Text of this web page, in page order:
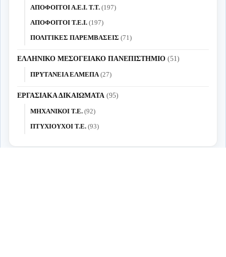
ΑΠΟΦΟΙΤΟΙ Α.Ε.Ι. Τ.Τ. (197)
ΑΠΟΦΟΙΤΟΙ Τ.Ε.Ι. (197)
ΠΟΛΙΤΙΚΕΣ ΠΑΡΕΜΒΑΣΕΙΣ (71)
ΕΛΛΗΝΙΚΟ ΜΕΣΟΓΕΙΑΚΟ ΠΑΝΕΠΙΣΤΗΜΙΟ (51)
ΠΡΥΤΑΝΕΙΑ ΕΛΜΕΠΑ(27)
ΕΡΓΑΣΙΑΚΑ ΔΙΚΑΙΩΜΑΤΑ (95)
ΜΗΧΑΝΙΚΟΙ Τ.Ε. (92)
ΠΤΥΧΙΟΥΧΟΙ Τ.Ε. (93)